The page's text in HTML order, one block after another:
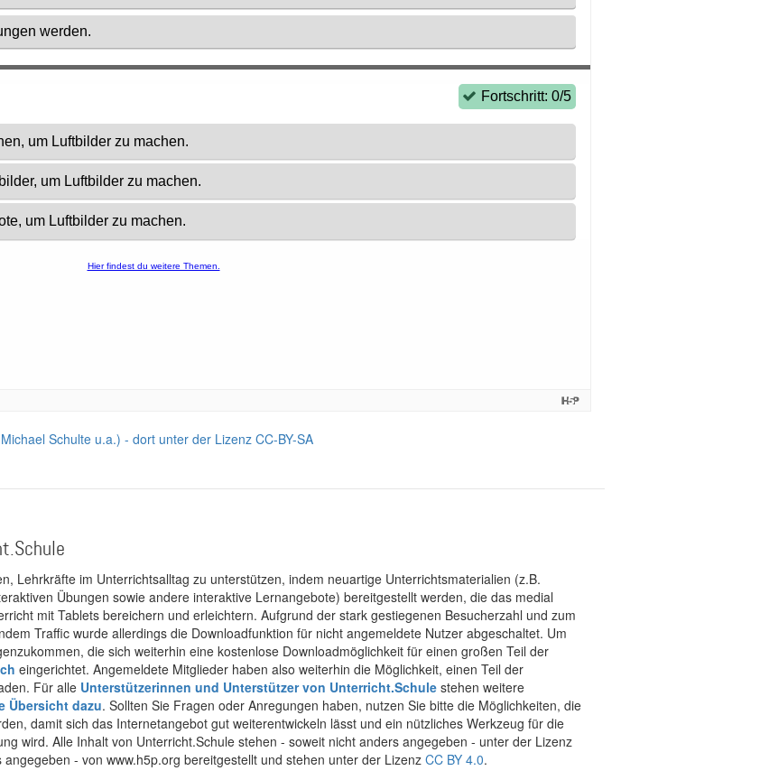
Schulte u.a.) - dort unter der Lizenz CC-BY-SA
Lehrkräfte im Unterrichtsalltag zu unterstützen, indem neuartige Unterrichtsmaterialien (z.B.
Übungen sowie andere interaktive Lernangebote) bereitgestellt werden, die das medial
mit Tablets bereichern und erleichtern. Aufgrund der stark gestiegenen Besucherzahl und zum
Traffic wurde allerdings die Downloadfunktion für nicht angemeldete Nutzer abgeschaltet. Um
die sich weiterhin eine kostenlose Downloadmöglichkeit für einen großen Teil der
eingerichtet. Angemeldete Mitglieder haben also weiterhin die Möglichkeit, einen Teil der
Für alle Unterstützerinnen und Unterstützer von Unterricht.Schule stehen weitere
Übersicht dazu. Sollten Sie Fragen oder Anregungen haben, nutzen Sie bitte die Möglichkeiten, die
damit sich das Internetangebot gut weiterentwickeln lässt und ein nützliches Werkzeug für die
wird. Alle Inhalt von Unterricht.Schule stehen - soweit nicht anders angegeben - unter der Lizenz
- von www.h5p.org bereitgestellt und stehen unter der Lizenz CC BY 4.0.